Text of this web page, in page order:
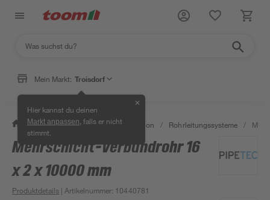
Mein Markt: Troisdorf
Hier kannst du deinen
Markt anpassen , falls er nicht
stimmt.
✕
/ Bad & Sanitär / Sanitärinstallation / Rohrleitungssysteme /
Mehrschicht-Verbundrohr 16
x 2 x 10000 mm
Produktdetails | Artikelnummer: 10440781